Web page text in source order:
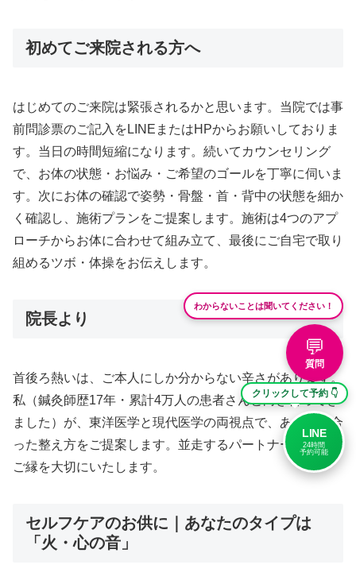
初めてご来院される方へ
はじめてのご来院は緊張されるかと思います。当院では事
前問診票のご記入をLINEまたはHPからお願いしておりま
す。当日の時間短縮になります。続いてカウンセリング
で、お体の状態・お悩み・ご希望のゴールを丁寧に伺いま
す。次にお体の確認で姿勢・骨盤・首・背中の状態を細か
く確認し、施術プランをご提案します。施術は4つのアプ
ローチからお体に合わせて組み立て、最後にご自宅で取り
組めるツボ・体操をお伝えします。
院長より
首後ろ熱いは、ご本人にしか分からない辛さがあります。
私（鍼灸師歴17年・累計4万人の患者さんと向き合ってき
ました）が、東洋医学と現代医学の両視点で、あなたに合
った整え方をご提案します。並走するパートナーとして、
ご縁を大切にいたします。
セルフケアのお供に｜あなたのタイプは
「火・心の音」
わからないことは聞いてください！
💬
質問
クリックして予約 👇
LINE
24時間
予約可能